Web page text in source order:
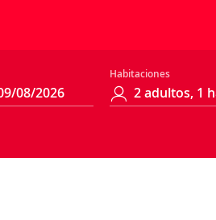
Habitaciones